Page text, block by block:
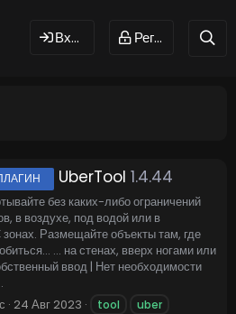
Вход Регистрация
UberTool 1.4.44
без каких-либо ограничений
в воздухе, под водой или в
Размещайте объекты там, где
... на стенах, вверх ногами или
ввод | Нет необходимости
24 Авг 2023 tool
uber